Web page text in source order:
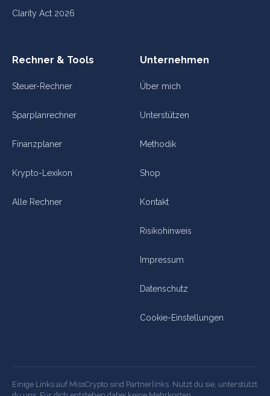
Clarity Act 2026
Rechner & Tools
Steuer-Rechner
Sparplanrechner
Finanzplaner
Krypto-Lexikon
Alle Rechner
Unternehmen
Über mich
Unterstützen
Methodik
Shop
Kontakt
Risikohinweis
Impressum
Datenschutz
Cookie-Einstellungen
Einige Links auf MissCrypto sind Partnerlinks. Nutzt du sie, unterstützt